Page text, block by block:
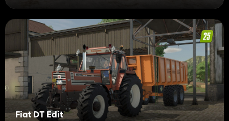
Fiat DT Edit